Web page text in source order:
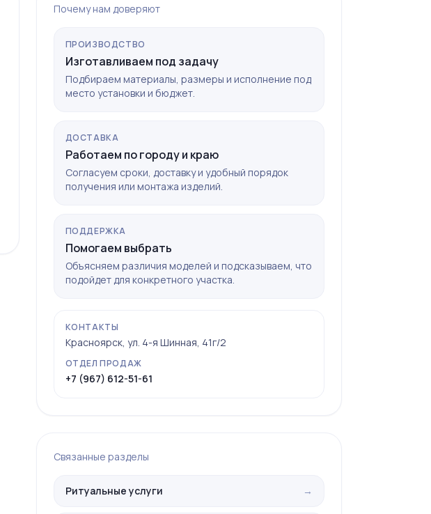
Почему нам доверяют
ПРОИЗВОДСТВО
Изготавливаем под задачу
Подбираем материалы, размеры и исполнение под
место установки и бюджет.
ДОСТАВКА
Работаем по городу и краю
Согласуем сроки, доставку и удобный порядок
получения или монтажа изделий.
ПОДДЕРЖКА
Помогаем выбрать
Объясняем различия моделей и подсказываем, что
подойдет для конкретного участка.
КОНТАКТЫ
Красноярск, ул. 4-я Шинная, 41г/2
ОТДЕЛ ПРОДАЖ
+7 (967) 612-51-61
Связанные разделы
Ритуальные услуги →